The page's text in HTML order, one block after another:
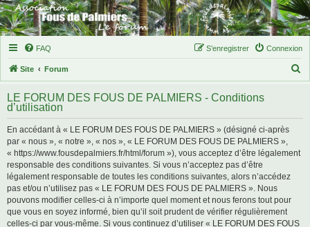
FAQ Connexion
S’enregistrer
Site Forum
h
LE FORUM DES FOUS DE PALMIERS - Conditions
d’utilisation
En accédant à « LE FORUM DES FOUS DE PALMIERS » (désigné ci-après
par « nous », « notre », « nos », « LE FORUM DES FOUS DE PALMIERS »,
« https://www.fousdepalmiers.fr/html/forum »), vous acceptez d’être légalement
responsable des conditions suivantes. Si vous n’acceptez pas d’être
légalement responsable de toutes les conditions suivantes, alors n’accédez
pas et/ou n’utilisez pas « LE FORUM DES FOUS DE PALMIERS ». Nous
pouvons modifier celles-ci à n’importe quel moment et nous ferons tout pour
que vous en soyez informé, bien qu’il soit prudent de vérifier régulièrement
celles-ci par vous-même. Si vous continuez d’utiliser « LE FORUM DES FOUS